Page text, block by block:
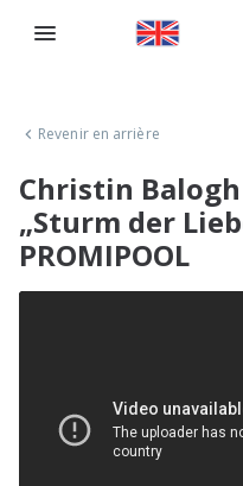
Revenir en arrière
Christin
„Sturm der
PROMIPOOL